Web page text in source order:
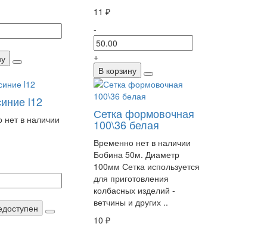
11 ₽
-
+
В корзину
l12
нет в наличии
Сетка формовочная
100\36 белая
Временно нет в наличии
Бобина 50м. Диаметр
100мм Сетка используется
для приготовления
колбасных изделий -
ветчины и других ..
10 ₽